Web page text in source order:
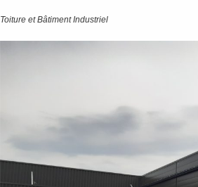
Toiture et Bâtiment Industriel